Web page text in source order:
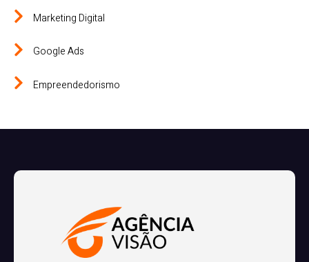
Marketing Digital
Google Ads
Empreendedorismo